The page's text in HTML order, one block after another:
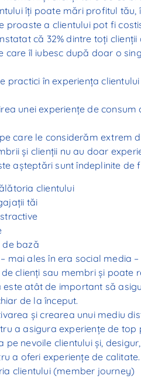
îți poate mări profitul tău,
proaste a clientului pot fi
că 32% dintre toți clienții
care îl iubesc după doar o
practici în experiența
unei experiențe de consum
care le considerăm extrem
și clienții nu au doar
așteptări sunt îndeplinite de
clientului
tăi
de bază
mai ales în era social media
clienți sau membri și poate
este atât de important să
de la început.
și crearea unui mediu
a asigura experiențe de top
pe nevoile clientului și,
a oferi experiențe de calitate.
clientului (member journey)